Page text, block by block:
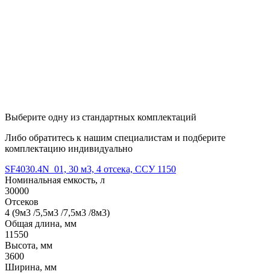
Выберите одну из стандартных комплектаций
Либо обратитесь к нашим специалистам и подберите
комплектацию индивидуально
SF4030.4N_01, 30 м3, 4 отсека, ССУ 1150
Номинальная емкость, л
30000
Отсеков
4 (9м3 /5,5м3 /7,5м3 /8м3)
Общая длина, мм
11550
Высота, мм
3600
Ширина, мм